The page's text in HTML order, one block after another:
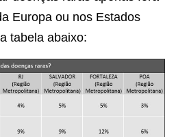
Europa ou nos Estados
tabela abaixo: